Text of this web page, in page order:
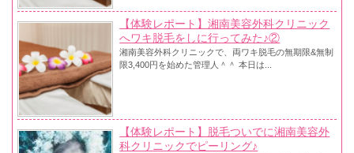
【体験レポート】湘南美容外科クリニック
へワキ脱毛をしに行ってみた♪②
湘南美容外科クリニックで、両ワキ脱毛の無期限&無制
限3,400円を始めた管理人＾＾ 本日は...
【体験レポート】脱毛ついでに湘南美容外
科クリニックでピーリング♪